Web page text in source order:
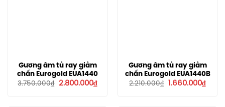
Gương âm tủ ray giảm
chấn Eurogold EUA1440
3.750.000₫
Giá
2.800.000₫Giá
hiện
Gương âm tủ ray giảm
chấn Eurogold EUA1440B
2.210.000₫
Giá
1.660.000₫Giá
hiện